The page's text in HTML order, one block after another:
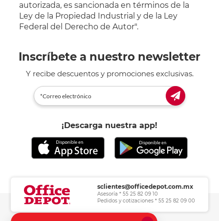
autorizada, es sancionada en términos de la
Ley de la Propiedad Industrial y de la Ley
Federal del Derecho de Autor".
Inscríbete a nuestro newsletter
Y recibe descuentos y promociones exclusivas.
¡Descarga nuestra app!
sclientes@officedepot.com.mx
Asesoría * 55 25 82 09 10
Pedidos y cotizaciones * 55 25 82 09 00